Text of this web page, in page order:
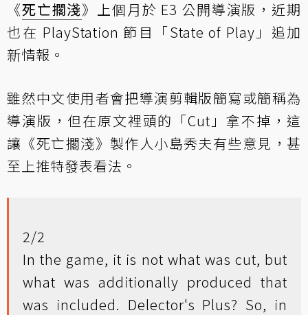
《死亡擱淺》上個月於 E3 公開導演版，近期
也在 PlayStation 節目「State of Play」追加
新情報。
雖然中文使用者會把導演剪輯版簡寫或簡稱為
導演版，但在原文裡頭的「Cut」拿不掉，這
讓《死亡擱淺》製作人小島秀夫有些意見，甚
至上推特發表看法。
2/2
In the game, it is not what was cut, but
what was additionally produced that
was included. Delector's Plus? So, in